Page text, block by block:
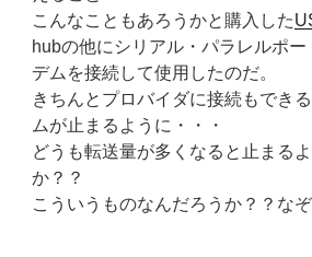
こんなこともあろうかと購入した
hubの他にシリアル・パラレルポ
デムを接続して使用したのだ。
きちんとプロバイダに接続もでき
ムが止まるように・・・
どうも転送量が多くなると止まる
か？？
こういうものなんだろうか？？な